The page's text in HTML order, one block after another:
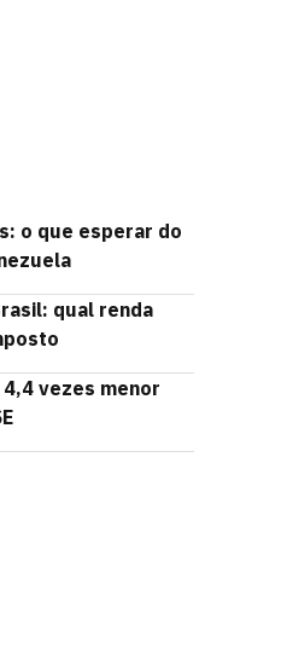
o que esperar do
qual renda
vezes menor